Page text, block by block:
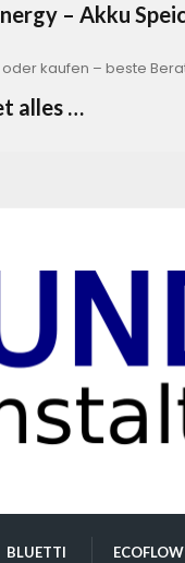
– Akku
oder kaufen – beste
alles …
BLUETTI ECOFLOW